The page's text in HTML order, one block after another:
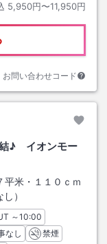
5,950円〜11,950円
お問い合わせコード
♪ イオンモー
米・１１０ｃｍ
）
チェックアウト
～10:00
なし
禁煙